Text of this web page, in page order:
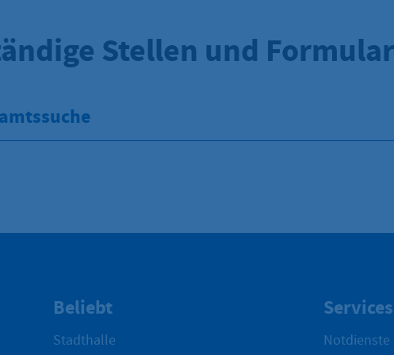
Stellen und
Beliebt
Stadthalle
Services
Notdienste